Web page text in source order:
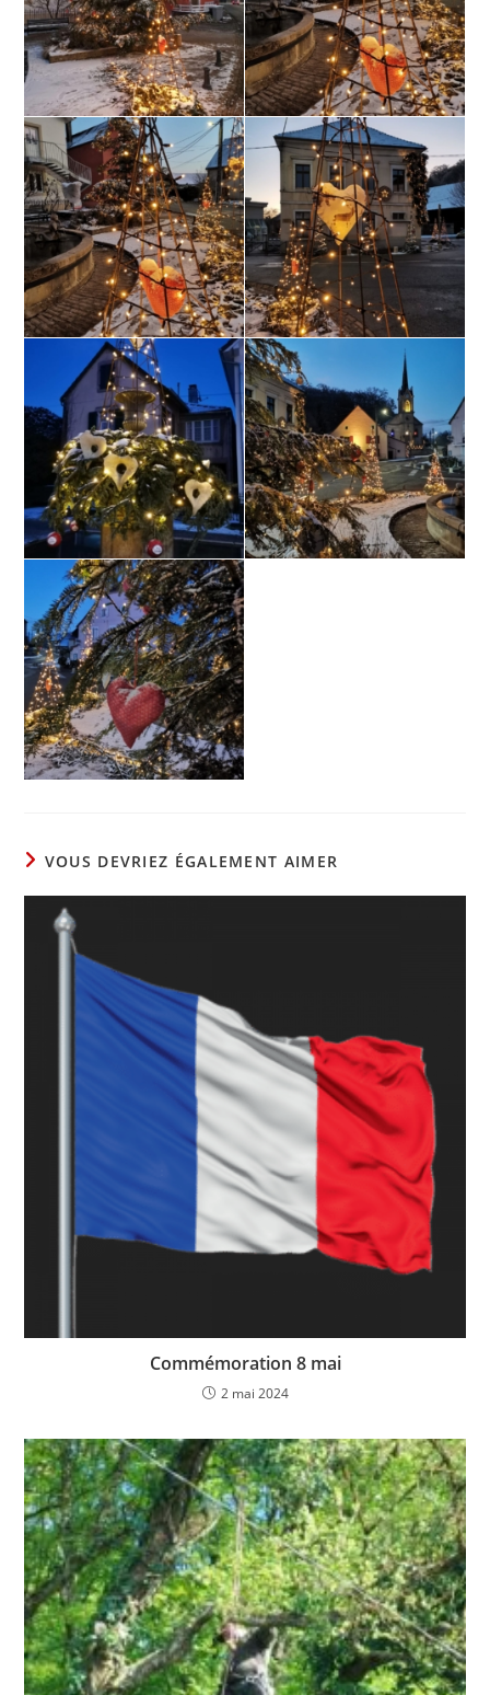
VOUS DEVRIEZ ÉGALEMENT AIMER
Commémoration 8 mai
2 mai 2024